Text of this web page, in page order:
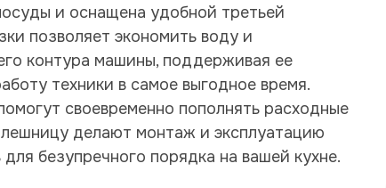
и оснащена удобной третьей
позволяет экономить воду и
контура машины, поддерживая ее
техники в самое выгодное время.
своевременно пополнять расходные
делают монтаж и эксплуатацию
безупречного порядка на вашей кухне.